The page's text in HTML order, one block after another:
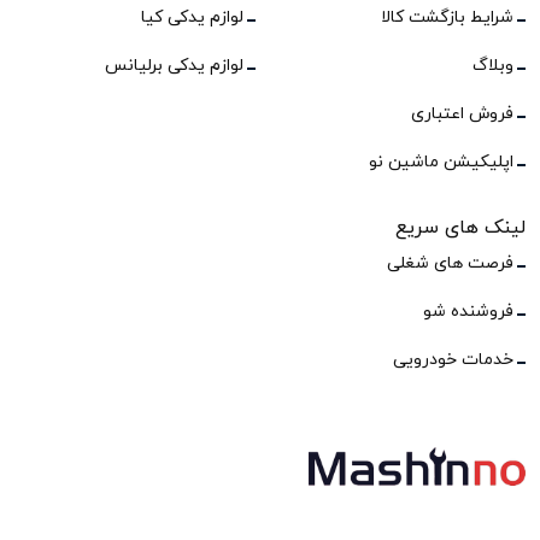
شرایط بازگشت کالا
وبلاگ
فروش اعتباری
اپلیکیشن ماشین نو
لوازم یدکی کیا
لوازم یدکی برلیانس
لینک های سریع
فرصت های شغلی
فروشنده شو
خدمات خودرویی